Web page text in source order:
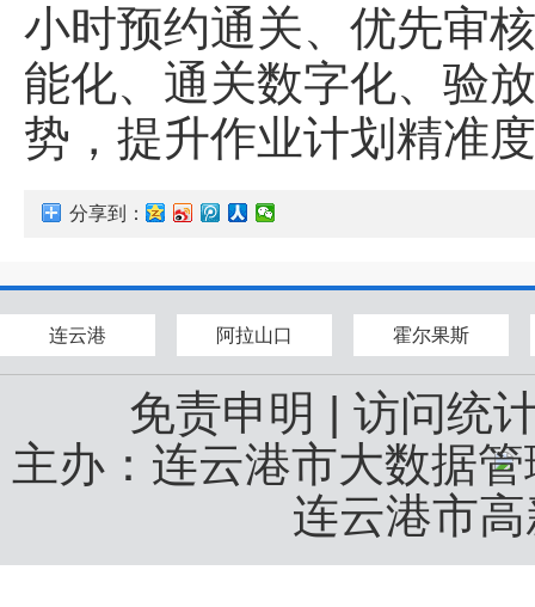
小时预约通关、优先审
能化、通关数字化、验
势，提升作业计划精准
分享到：
连云港 阿拉山口 霍尔果斯
免责申明 | 访问统
主办：连云港市大数据
连云港市